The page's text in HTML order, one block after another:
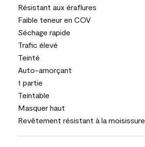
Résistant aux éraflures
Faible teneur en COV
Séchage rapide
Trafic élevé
Teinté
Auto-amorçant
1 partie
Teintable
Masquer haut
Revêtement résistant à la moisissure